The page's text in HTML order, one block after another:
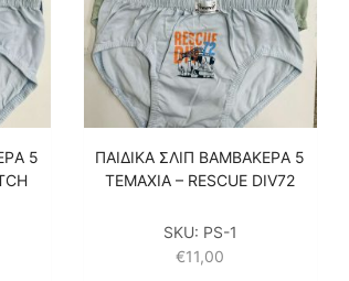
5
ΠΑΙΔΙΚA ΣΛΙΠ ΒΑΜΒΑΚΕΡA 5
ΤΕΜΑΧΙΑ – RESCUE DIV72
SKU: PS-1
€11,00